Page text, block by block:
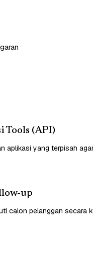
Tools (API)
aplikasi yang terpisah
up
calon pelanggan secara